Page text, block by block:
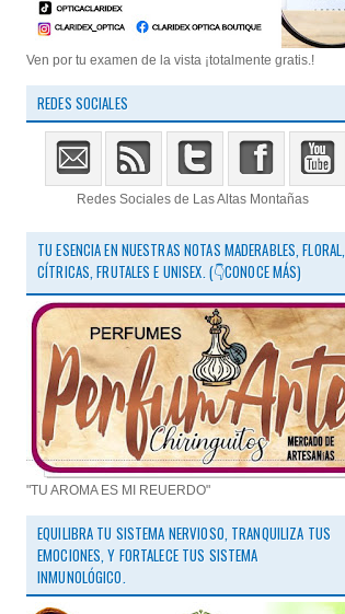
Ven por tu examen de la vista ¡totalmente gratis.!
REDES SOCIALES
Redes Sociales de Las Altas Montañas
TU ESENCIA EN NUESTRAS NOTAS MADERABLES, FLORAL,
CÍTRICAS, FRUTALES E UNISEX. (👇CONOCE MÁS)
"TU AROMA ES MI REUERDO"
EQUILIBRA TU SISTEMA NERVIOSO, TRANQUILIZA TUS
EMOCIONES, Y FORTALECE TUS SISTEMA
INMUNOLÓGICO.